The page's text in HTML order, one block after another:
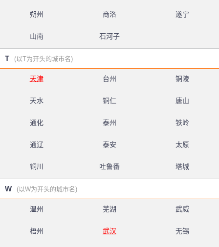
朔州 商洛 遂宁
山南 石河子
T (以T为开头的城市名)
天津 台州 铜陵
天水 铜仁 唐山
通化 泰州 铁岭
通辽 泰安 太原
铜川 吐鲁番 塔城
W (以W为开头的城市名)
温州 芜湖 武威
梧州 武汉 无锡